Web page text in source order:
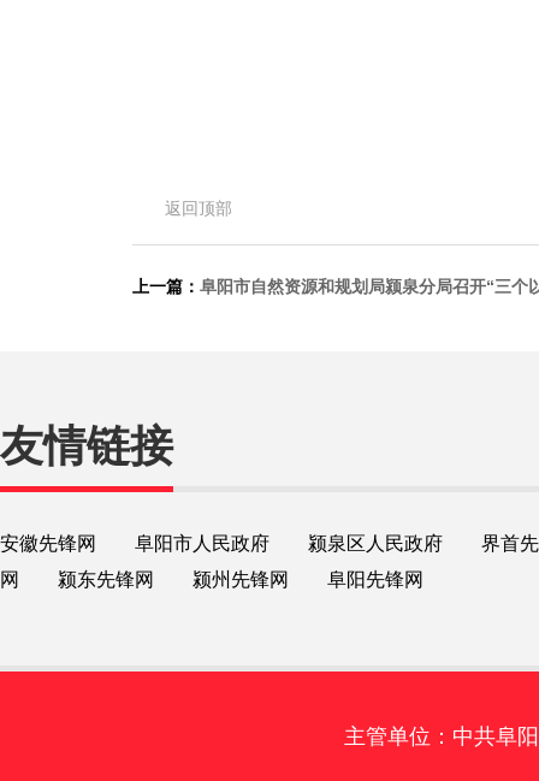
返回顶部
上一篇： 阜阳市自然资源和规划局颍泉分局召开“三个
友情链接
安徽先锋网 阜阳市人民政府 颍泉区人民政府
界首
网
颍东先锋网 颍州先锋网 阜阳先锋网
主管单位：中共阜